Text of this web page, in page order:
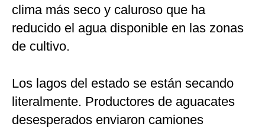
clima más seco y caluroso que ha
reducido el agua disponible en las zonas
de cultivo.
Los lagos del estado se están secando
literalmente. Productores de aguacates
desesperados enviaron camiones